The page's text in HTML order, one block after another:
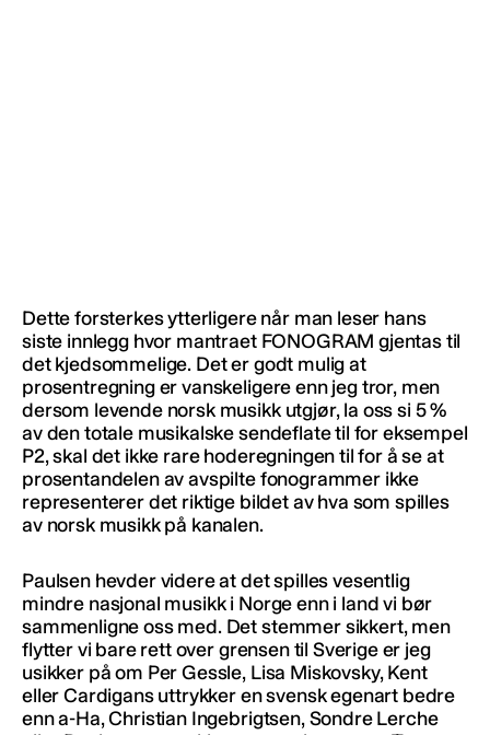
Dette forsterkes ytterligere når man leser hans
siste innlegg hvor mantraet FONOGRAM gjentas til
det kjedsommelige. Det er godt mulig at
prosentregning er vanskeligere enn jeg tror, men
dersom levende norsk musikk utgjør, la oss si 5 %
av den totale musikalske sendeflate til for eksempel
P2, skal det ikke rare hoderegningen til for å se at
prosentandelen av avspilte fonogrammer ikke
representerer det riktige bildet av hva som spilles
av norsk musikk på kanalen.
Paulsen hevder videre at det spilles vesentlig
mindre nasjonal musikk i Norge enn i land vi bør
sammenligne oss med. Det stemmer sikkert, men
flytter vi bare rett over grensen til Sverige er jeg
usikker på om Per Gessle, Lisa Miskovsky, Kent
eller Cardigans uttrykker en svensk egenart bedre
enn a-Ha, Christian Ingebrigtsen, Sondre Lerche